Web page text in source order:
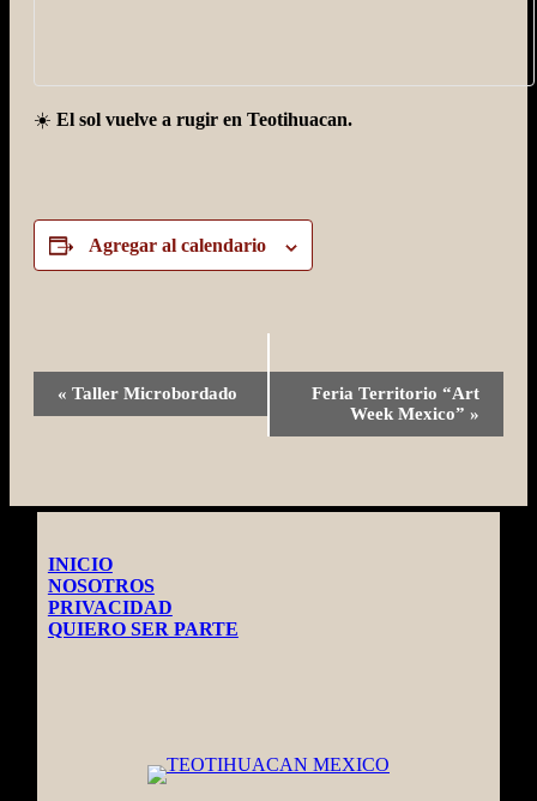
☀️ El sol vuelve a rugir en Teotihuacan.
Agregar al calendario
Evento
« Taller Microbordado
Feria Territorio “Art
Week Mexico” »
INICIO
NOSOTROS
PRIVACIDAD
QUIERO SER PARTE